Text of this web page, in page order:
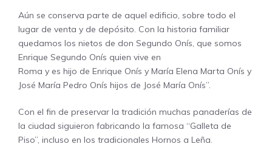
Aún se conserva parte de aquel edificio, sobre todo el
lugar de venta y de depósito. Con la historia familiar
quedamos los nietos de don Segundo Onís, que somos
Enrique Segundo Onís quien vive en
Roma y es hijo de Enrique Onís y María Elena Marta Onís y
José María Pedro Onís hijos de José María Onís”.
Con el fin de preservar la tradición muchas panaderías de
la ciudad siguieron fabricando la famosa “Galleta de
Piso”, incluso en los tradicionales Hornos a Leña.